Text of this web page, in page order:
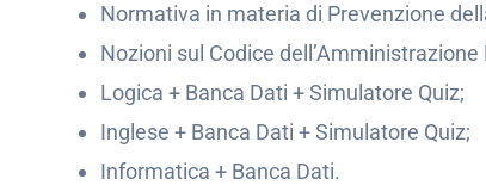
Normativa in materia di Prevenzione
Nozioni sul Codice
Logica + Banca Dati + Simulatore Quiz;
Inglese + Banca Dati + Simulatore Quiz;
Informatica + Banca Dati.